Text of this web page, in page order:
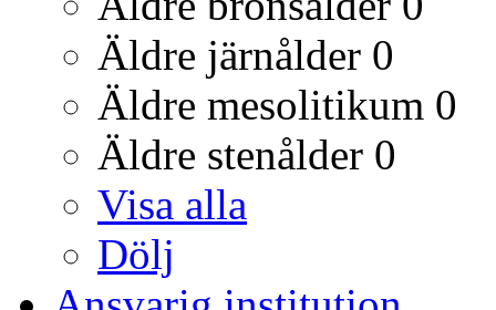
Äldre järnålder 0
Äldre mesolitikum 0
Äldre stenålder 0
Visa alla
Dölj